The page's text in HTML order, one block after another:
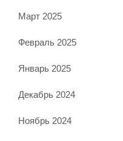
Март 2025
Февраль 2025
Январь 2025
Декабрь 2024
Ноябрь 2024